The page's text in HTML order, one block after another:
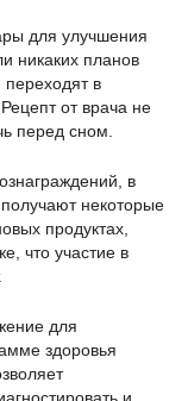
для улучшения
никаких планов
переходят в
от врача не
перед сном.
в
некоторые
продуктах,
что участие в
для
здоровья